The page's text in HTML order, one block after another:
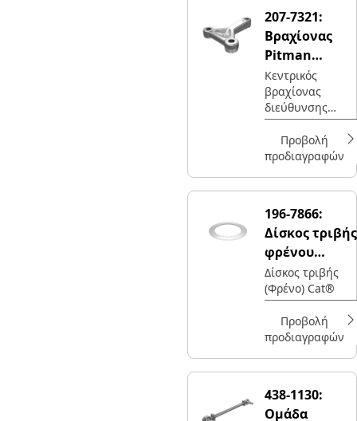
207-7321:
Βραχίονας
Pitman
διεύθυνσης
Κεντρικός
βραχίονας
διεύθυνσης
Cat®
Προβολή
προδιαγραφών
196-7866:
Δίσκος τριβής
φρένου
εξωτερικής
διαμέτρου
Δίσκος τριβής
(Φρένο) Cat®
Προβολή
προδιαγραφών
438-1130:
Ομάδα